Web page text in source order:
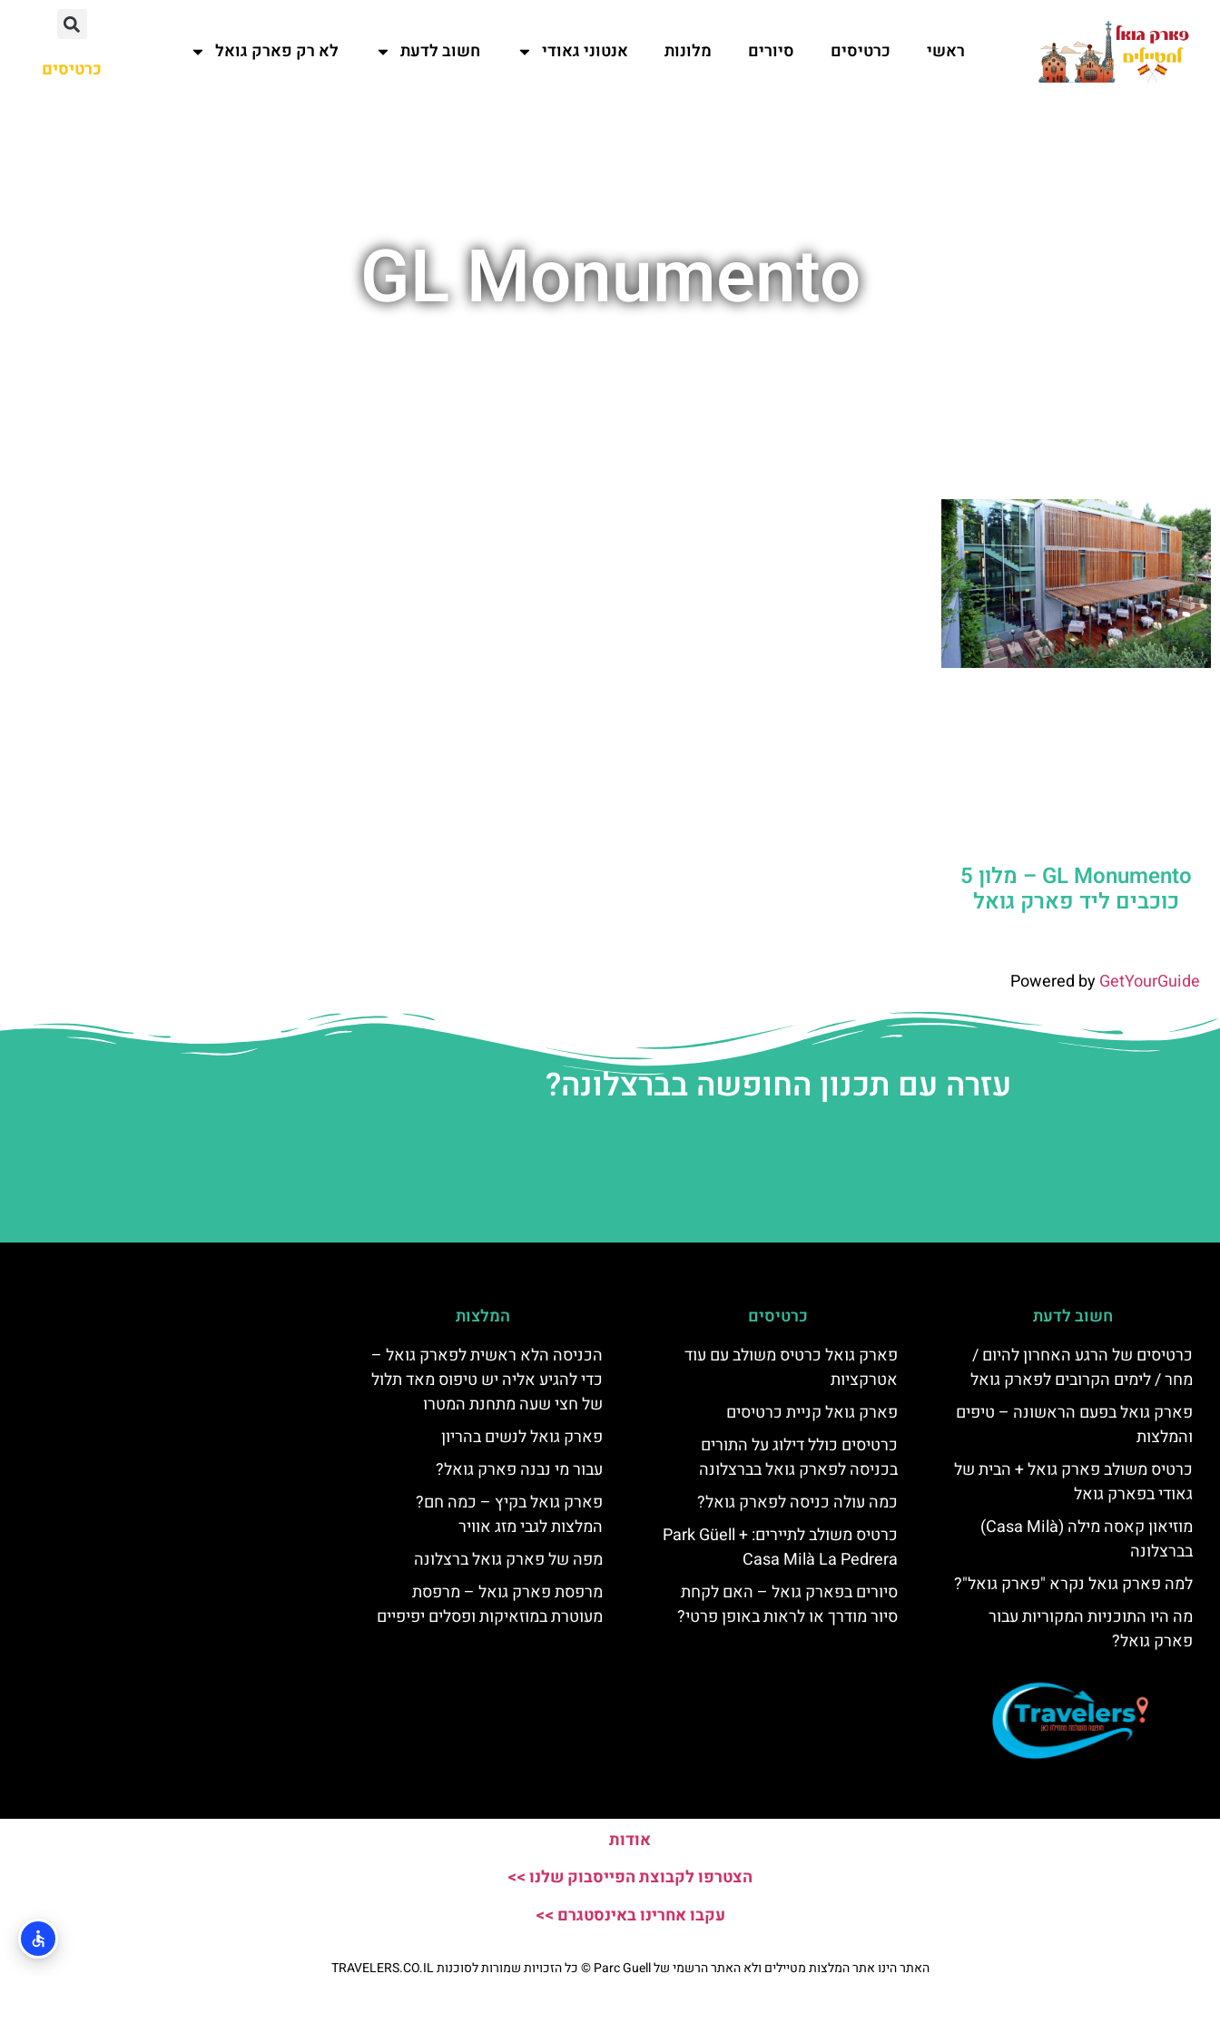
ראשי כרטיסים סיורים מלונות אנטוני גאודי חשוב לדעת לא רק פארק גואל
כרטיסים
GL Monumento
GL Monumento – מלון 5
כוכבים ליד פארק גואל
Powered byGetYourGuide
עזרה עם תכנון החופשה בברצלונה?
חשוב לדעת
כרטיסים של הרגע האחרון להיום /
מחר / לימים הקרובים לפארק גואל
פארק גואל בפעם הראשונה – טיפים
והמלצות
כרטיס משולב פארק גואל + הבית של
גאודי בפארק גואל
מוזיאון קאסה מילה (Casa Milà)
בברצלונה
למה פארק גואל נקרא "פארק גואל"?
מה היו התוכניות המקוריות עבור
פארק גואל?
כרטיסים
פארק גואל כרטיס משולב עם עוד
אטרקציות
פארק גואל קניית כרטיסים
כרטיסים כולל דילוג על התורים
בכניסה לפארק גואל בברצלונה
כמה עולה כניסה לפארק גואל?
כרטיס משולב לתיירים: Park Güell +
Casa Milà La Pedrera
סיורים בפארק גואל – האם לקחת
סיור מודרך או לראות באופן פרטי?
המלצות
הכניסה הלא ראשית לפארק גואל –
כדי להגיע אליה יש טיפוס מאד תלול
של חצי שעה מתחנת המטרו
פארק גואל לנשים בהריון
עבור מי נבנה פארק גואל?
פארק גואל בקיץ – כמה חם?
המלצות לגבי מזג אוויר
מפה של פארק גואל ברצלונה
מרפסת פארק גואל – מרפסת
מעוטרת במוזאיקות ופסלים יפיפיים
אודות
הצטרפו לקבוצת הפייסבוק שלנו >>
עקבו אחרינו באינסטגרם >>
האתר הינו אתר המלצות מטיילים ולא האתר הרשמי של Parc Guell © כל הזכויות שמורות לסוכנות TRAVELERS.CO.IL